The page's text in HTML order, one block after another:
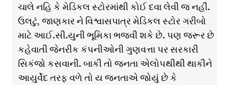
ચાલે નહિ કે મેડિકલ સ્ટોરમાંથી કોઈ દવા લેવી જ નહીં.
ઉલટું, જાણકાર ને વિશ્વાસપાત્ર મેડિકલ સ્ટોર ગરીબો
માટે આઈ.સી.યુની ભૂમિકા ભજવી શકે છે. પણ જરૂર છે
કહેવાતી જેનરીક કંપનીઓની ગુણવત્તા પર સરકારી
સિકંજો કસવાની. બાકી તો જનતા એલોપથીથી થાકીને
આયુર્વેદ તરફ વળે તો ય જનતાએ જોયું છે કે